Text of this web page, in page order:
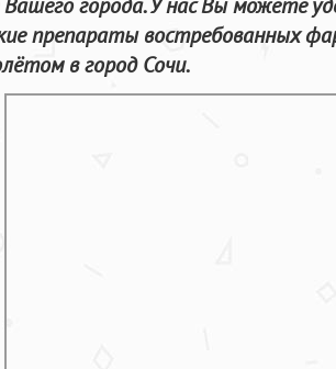
препараты востребованных
в город Сочи.